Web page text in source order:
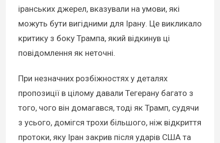
іранських джерел, вказували на умови, які
можуть бути вигідними для Ірану. Це викликало
критику з боку Трампа, який відкинув ці
повідомлення як неточні.
При незначних розбіжностях у деталях
пропозиції в цілому давали Тегерану багато з
того, чого він домагався, тоді як Трамп, судячи
з усього, домігся трохи більшого, ніж відкриття
протоки, яку Іран закрив після ударів США та